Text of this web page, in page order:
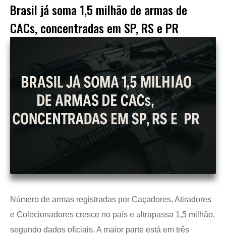
Brasil já soma 1,5 milhão de armas de
CACs, concentradas em SP, RS e PR
Número de armas registradas por Caçadores, Atiradores
e Colecionadores cresce no país e ultrapassa 1,5 milhão,
segundo dados oficiais. A maior parte está em três